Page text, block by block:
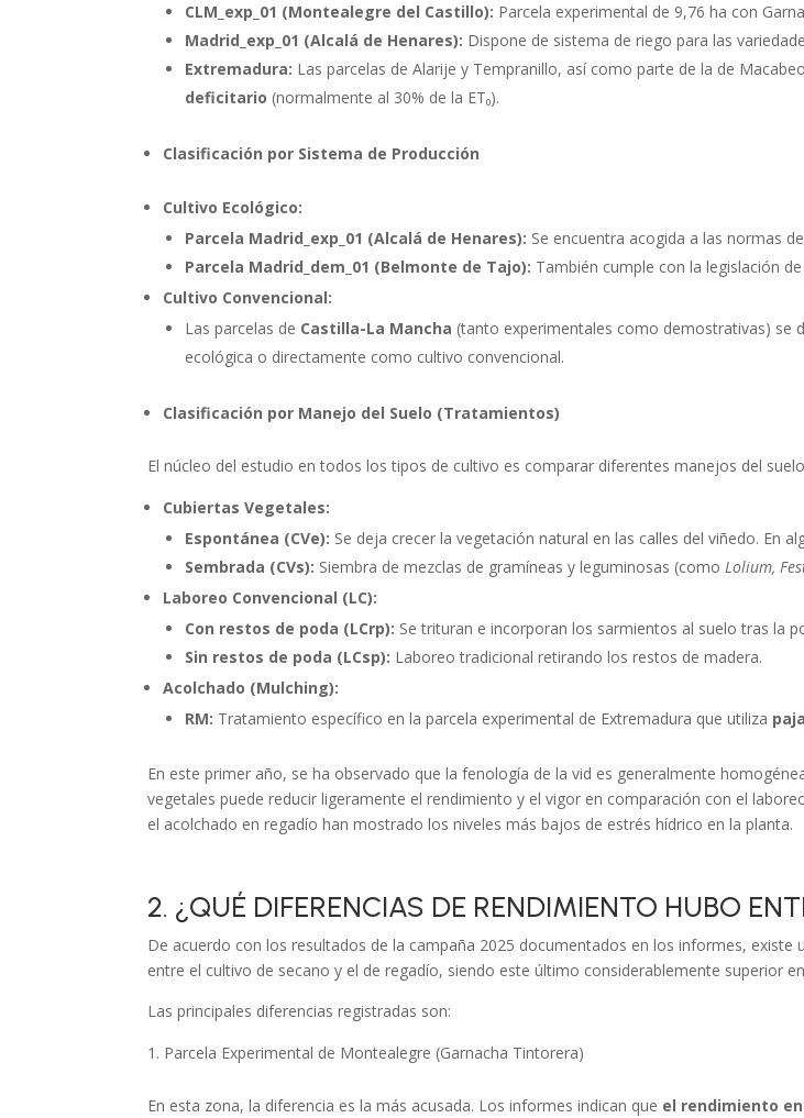
CLM_exp_01 (Montealegre del Castillo): Parcela experimental de 9,76 ha con
Madrid_exp_01 (Alcalá de Henares): Dispone de sistema de riego para las
Extremadura: Las parcelas de Alarije y Tempranillo, así como parte de la de
deficitario (normalmente al 30% de la ET₀).
Clasificación por Sistema de Producción
Cultivo Ecológico:
Parcela Madrid_exp_01 (Alcalá de Henares): Se encuentra acogida a las normas de
Parcela Madrid_dem_01 (Belmonte de Tajo): También cumple con la legislación
Cultivo Convencional:
Las parcelas de Castilla-La Mancha (tanto experimentales como demostrativas) se
ecológica o directamente como cultivo convencional.
Clasificación por Manejo del Suelo (Tratamientos)
El núcleo del estudio en todos los tipos de cultivo es comparar diferentes manejos del
Cubiertas Vegetales:
Espontánea (CVe): Se deja crecer la vegetación natural en las calles del viñedo. En
Sembrada (CVs): Siembra de mezclas de gramíneas y leguminosas (comoLolium,
Laboreo Convencional (LC):
Con restos de poda (LCrp): Se trituran e incorporan los sarmientos al suelo tras la
Sin restos de poda (LCsp): Laboreo tradicional retirando los restos de madera.
Acolchado (Mulching):
RM: Tratamiento específico en la parcela experimental de Extremadura que utiliza
En este primer año, se ha observado que la fenología de la vid es generalmente
vegetales puede reducir ligeramente el rendimiento y el vigor en comparación con el
el acolchado en regadío han mostrado los niveles más bajos de estrés hídrico en la planta.
2. ¿QUÉ DIFERENCIAS DE RENDIMIENTO HUBO
De acuerdo con los resultados de la campaña 2025 documentados en los informes,
entre el cultivo de secano y el de regadío, siendo este último considerablemente superior
Las principales diferencias registradas son:
Parcela Experimental de Montealegre (Garnacha Tintorera)
En esta zona, la diferencia es la más acusada. Los informes indican que el rendimiento